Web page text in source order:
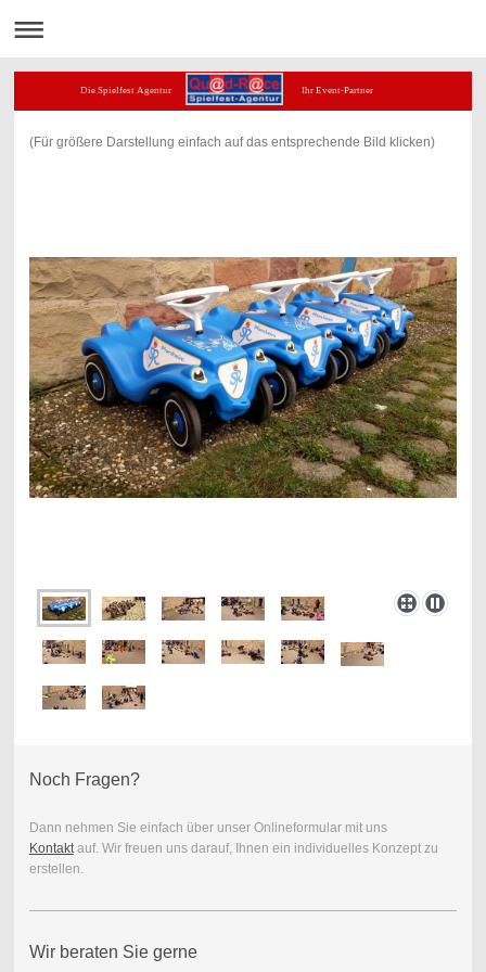
Die Spielfest Agentur Ihr Event-Partner
(Für größere Darstellung einfach auf das entsprechende Bild klicken)
Noch Fragen?
Dann nehmen Sie einfach über unser Onlineformular mit uns
Kontaktauf. Wir freuen uns darauf, Ihnen ein individuelles Konzept zu
erstellen.
Wir beraten Sie gerne